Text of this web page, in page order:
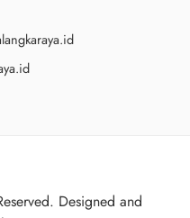
Designed and